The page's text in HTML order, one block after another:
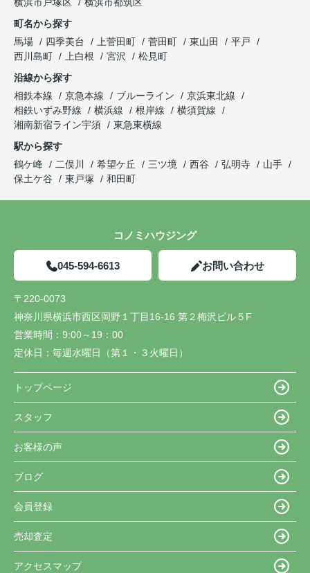
町名から探す
馬場
四季美台 上菅田町 菅田町 東山田
平戸
西川島町
上白根 宮沢
松見町
沿線から探す
相鉄本線
京急本線 ブルーライン
京浜東北線
相鉄いずみ野線
横浜線 根岸線
横須賀線
湘南新宿ライン宇須
東急東横線
駅から探す
鶴ケ峰
二俣川 希望ケ丘 三ツ境 西谷 弘明寺
山手
保土ケ谷
東戸塚 和田町
コノミハウジング
045-594-6613 お問い合わせ
〒220-0073
神奈川県横浜市西区岡野１丁目16-16 第２梅沢ビル５F
営業時間： 9:00～19：00
定休日： 毎週水曜日（第１・３火曜日）
トップページ
スタッフ
お客様の声
ブログ
会員登録
売却査定
アクセスマップ